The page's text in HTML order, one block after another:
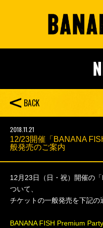
BACK
2018.11.21
12/23開催「BANANA
般発売のご案内
12月23日（日・祝）開催の
ついて、
チケットの一般発売を下記の
BANANA FISH Premium Party